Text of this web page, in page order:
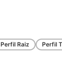
Perfil Raiz Perfil